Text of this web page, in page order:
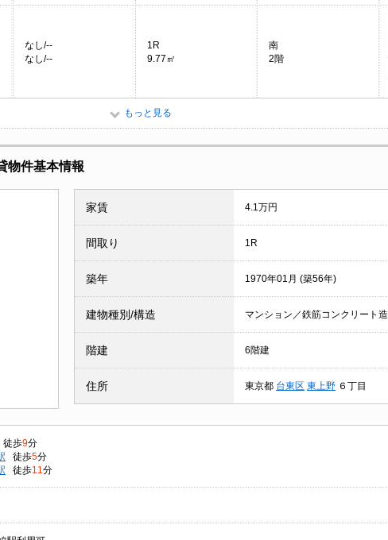
なし/--
なし/--
1R
9.77㎡
南
2階
もっと見る
物件基本情報
家賃 4.1万円
間取り 1R
築年 1970年01月 (築56年)
建物種別/構造 マンション／鉄筋コンクリート造
階建 6階建
住所 東京都 台東区 東上野 ６丁目
徒歩9分
徒歩5分
徒歩11 分